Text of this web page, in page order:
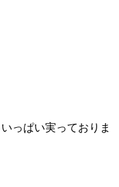
っぱい実っておりま